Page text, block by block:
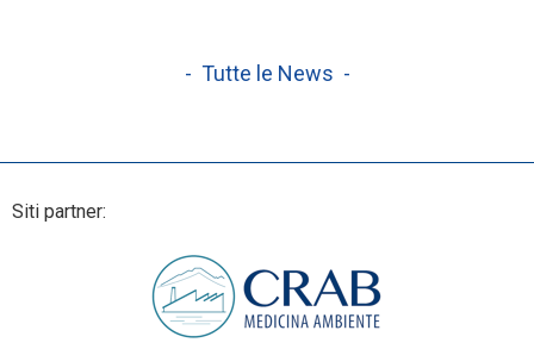
- Tutte le News -
Siti partner: